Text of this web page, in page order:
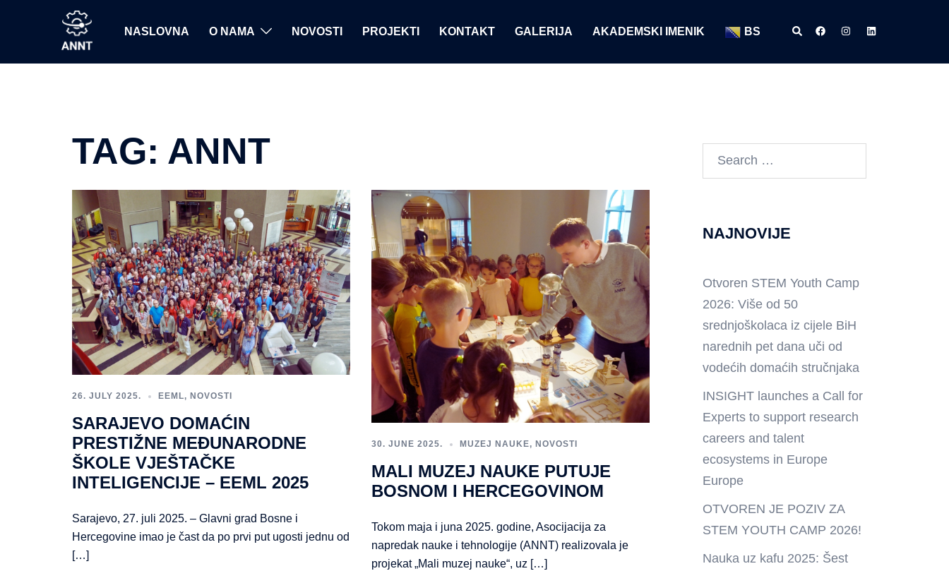
NASLOVNA O NAMA NOVOSTI PROJEKTI KONTAKT GALERIJA AKADEMSKI IMENIK BS Searchhttps://https://https://
TAG: ANNT
26. JULY 2025. EEML, NOVOSTI
SARAJEVO DOMAĆIN
PRESTIŽNE MEĐUNARODNE
ŠKOLE VJEŠTAČKE
INTELIGENCIJE – EEML 2025
Sarajevo, 27. juli 2025. – Glavni grad Bosne i
Hercegovine imao je čast da po prvi put ugosti jednu od
[…]
30. JUNE 2025. MUZEJ NAUKE, NOVOSTI
MALI MUZEJ NAUKE PUTUJE
BOSNOM I HERCEGOVINOM
Tokom maja i juna 2025. godine, Asocijacija za
napredak nauke i tehnologije (ANNT) realizovala je
projekat „Mali muzej nauke“, uz […]
Search
NAJNOVIJE
Otvoren STEM Youth Camp
2026: Više od 50
srednjoškolaca iz cijele BiH
narednih pet dana uči od
vodećih domaćih stručnjaka
INSIGHT launches a Call for
Experts to support research
careers and talent
ecosystems in Europe
Europe
OTVOREN JE POZIV ZA
STEM YOUTH CAMP 2026!
Nauka uz kafu 2025: Šest